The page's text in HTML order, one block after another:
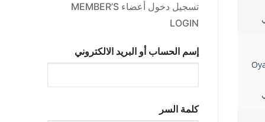
تسجيل دخول أعضاء MEMBER’S
LOGIN
إسم الحساب أو البريد الالكتروني
كلمة السر